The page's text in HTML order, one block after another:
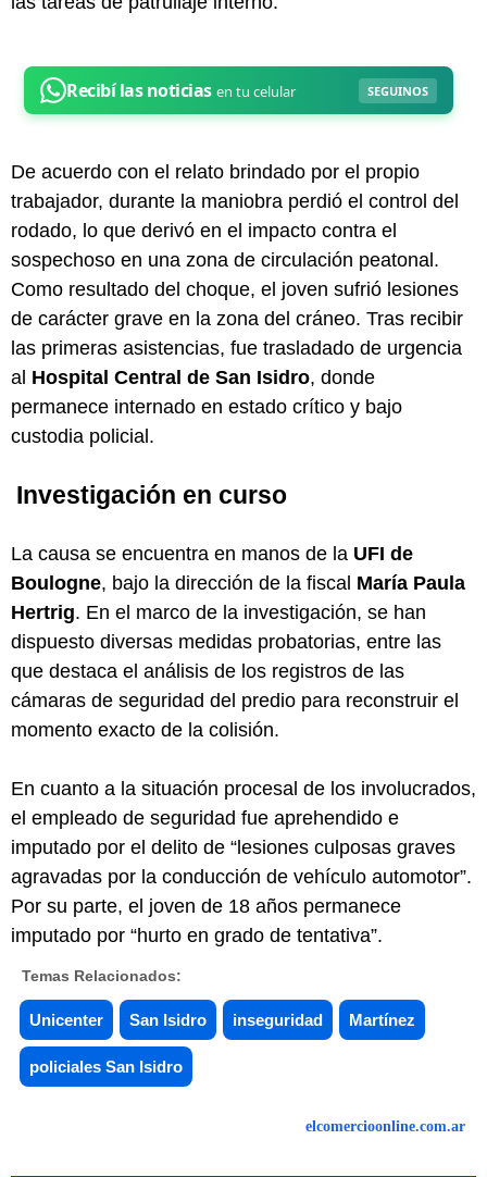
De acuerdo con el relato brindado por el propio
trabajador, durante la maniobra perdió el control del
rodado, lo que derivó en el impacto contra el
sospechoso en una zona de circulación peatonal.
Como resultado del choque, el joven sufrió lesiones
de carácter grave en la zona del cráneo. Tras recibir
las primeras asistencias, fue trasladado de urgencia
al Hospital Central de San Isidro, donde
permanece internado en estado crítico y bajo
custodia policial.
Investigación en curso
La causa se encuentra en manos de la UFI de
Boulogne, bajo la dirección de la fiscal María Paula
Hertrig. En el marco de la investigación, se han
dispuesto diversas medidas probatorias, entre las
que destaca el análisis de los registros de las
cámaras de seguridad del predio para reconstruir el
momento exacto de la colisión.
En cuanto a la situación procesal de los involucrados,
el empleado de seguridad fue aprehendido e
imputado por el delito de “lesiones culposas graves
agravadas por la conducción de vehículo automotor”.
Por su parte, el joven de 18 años permanece
imputado por “hurto en grado de tentativa”.
Temas Relacionados:
Unicenter San Isidro inseguridad Martínez
policiales San Isidro
elcomercioonline.com.ar